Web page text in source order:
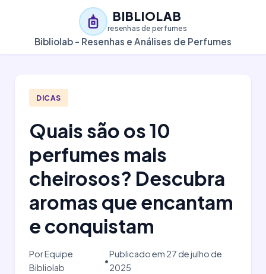
BIBLIOLAB
resenhas de perfumes
Bibliolab - Resenhas e Análises de Perfumes
DICAS
Quais são os 10
perfumes mais
cheirosos? Descubra
aromas que encantam
e conquistam
Por Equipe
Bibliolab
•
Publicado em 27 de julho de
2025